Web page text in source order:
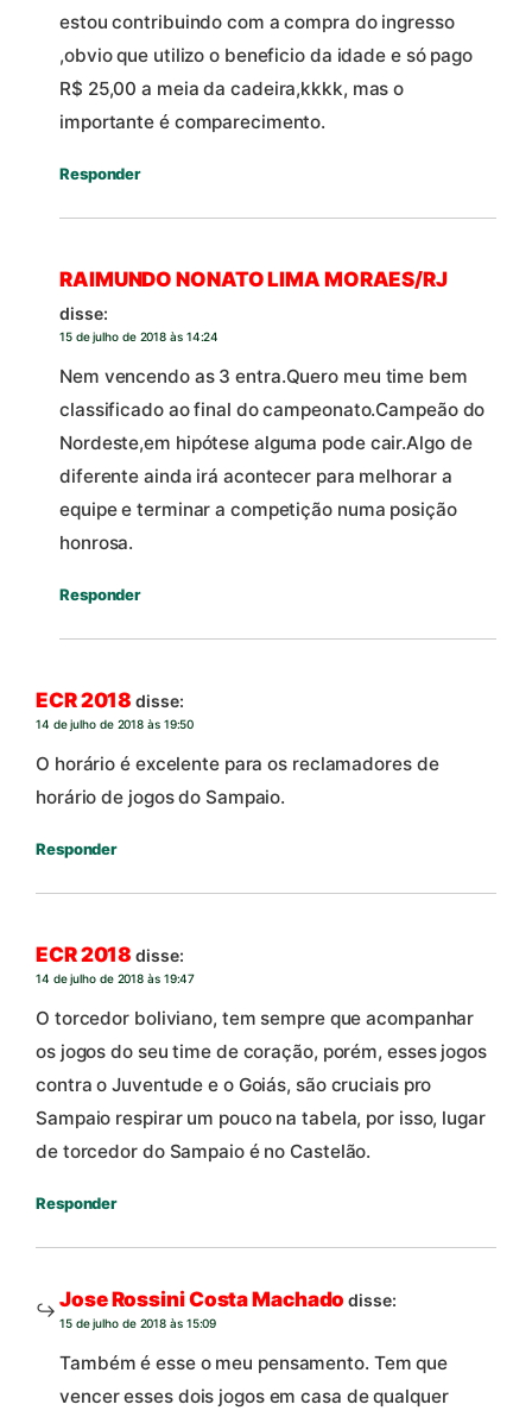
estou contribuindo com a compra do ingresso
,obvio que utilizo o beneficio da idade e só pago
R$ 25,00 a meia da cadeira,kkkk, mas o
importante é comparecimento.
Responder
RAIMUNDO NONATO LIMA MORAES/RJ
disse:
15 de julho de 2018 às 14:24
Nem vencendo as 3 entra.Quero meu time bem
classificado ao final do campeonato.Campeão do
Nordeste,em hipótese alguma pode cair.Algo de
diferente ainda irá acontecer para melhorar a
equipe e terminar a competição numa posição
honrosa.
Responder
ECR 2018 disse:
14 de julho de 2018 às 19:50
O horário é excelente para os reclamadores de
horário de jogos do Sampaio.
Responder
ECR 2018 disse:
14 de julho de 2018 às 19:47
O torcedor boliviano, tem sempre que acompanhar
os jogos do seu time de coração, porém, esses jogos
contra o Juventude e o Goiás, são cruciais pro
Sampaio respirar um pouco na tabela, por isso, lugar
de torcedor do Sampaio é no Castelão.
Responder
Jose Rossini Costa Machado disse:
15 de julho de 2018 às 15:09
Também é esse o meu pensamento. Tem que
vencer esses dois jogos em casa de qualquer